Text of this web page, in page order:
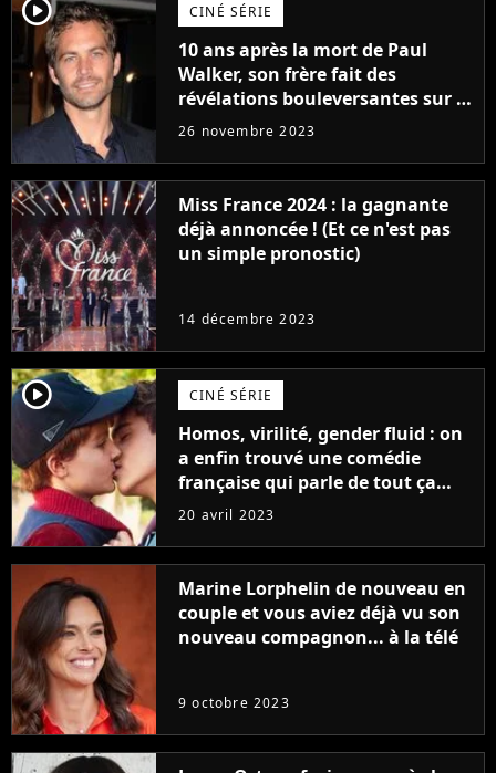
player2 CINÉ SÉRIE
10 ans après la mort de Paul
Walker, son frère fait des
révélations bouleversantes sur la
réaction des acteurs de Fast and
26 novembre 2023
Miss France 2024 : la gagnante
déjà annoncée ! (Et ce n'est pas
un simple pronostic)
14 décembre 2023
player2 CINÉ SÉRIE
Homos, virilité, gender fluid : on
a enfin trouvé une comédie
française qui parle de tout ça
sans être super ringarde
20 avril 2023
Marine Lorphelin de nouveau en
couple et vous aviez déjà vu son
nouveau compagnon... à la télé
9 octobre 2023